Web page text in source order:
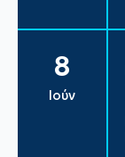
8
Ιούν